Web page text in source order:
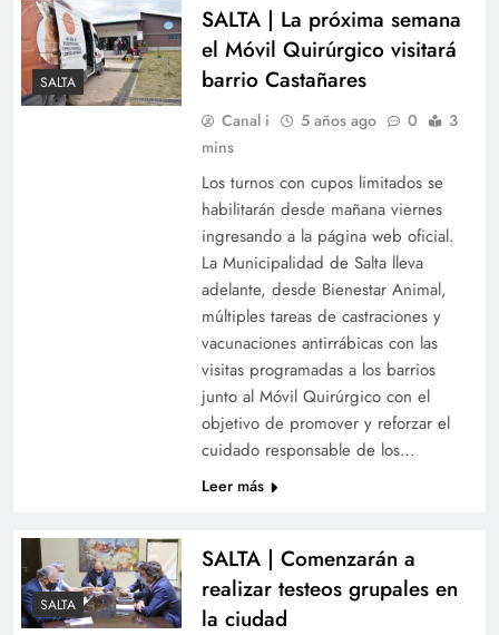
SALTA
SALTA | La próxima semana
el Móvil Quirúrgico visitará
barrio Castañares
Canal i 5 años ago 0
3
mins
Los turnos con cupos limitados se
habilitarán desde mañana viernes
ingresando a la página web oficial.
La Municipalidad de Salta lleva
adelante, desde Bienestar Animal,
múltiples tareas de castraciones y
vacunaciones antirrábicas con las
visitas programadas a los barrios
junto al Móvil Quirúrgico con el
objetivo de promover y reforzar el
cuidado responsable de los…
Leer más
SALTA
SALTA | Comenzarán a
realizar testeos grupales en
la ciudad